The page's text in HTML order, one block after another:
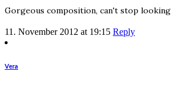
Gorgeous composition, can't stop looking
11. November 2012 at 19:15 Reply
Vera